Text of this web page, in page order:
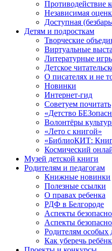
Противодействие
Независимая
Доступная
Детям и подросткам
Творческие
Виртуальные
Литературные
Детское
О писателях и не
Новинки
Интернет-гид
Советуем почитать
«Детство
Волонтёры
«Лето с книгой»
«БиблиоКИТ:
Космический
Музей детской книги
Родителям и педагогам
Книжные новинки
Полезные ссылки
О правах ребенка
РДФ в Белгороде
Аспекты
Аспекты
Родителям особых
Как уберечь